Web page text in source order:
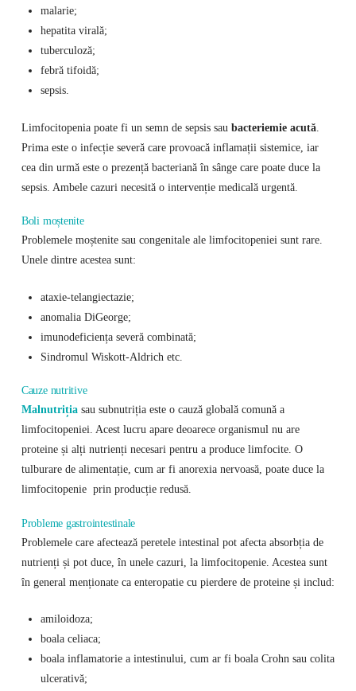
malarie;
hepatita virală;
tuberculoză;
febră tifoidă;
sepsis.
Limfocitopenia poate fi un semn de sepsis sau bacteriemie acută.
Prima este o infecție severă care provoacă inflamații sistemice, iar
cea din urmă este o prezență bacteriană în sânge care poate duce la
sepsis. Ambele cazuri necesită o intervenție medicală urgentă.
Boli moștenite
Problemele moștenite sau congenitale ale limfocitopeniei sunt rare.
Unele dintre acestea sunt:
ataxie-telangiectazie;
anomalia DiGeorge;
imunodeficiența severă combinată;
Sindromul Wiskott-Aldrich etc.
Cauze nutritive
Malnutriția sau subnutriția este o cauză globală comună a
limfocitopeniei. Acest lucru apare deoarece organismul nu are
proteine ​​și alți nutrienți necesari pentru a produce limfocite. O
tulburare de alimentație, cum ar fi anorexia nervoasă, poate duce la
limfocitopenie prin producție redusă.
Probleme gastrointestinale
Problemele care afectează peretele intestinal pot afecta absorbția de
nutrienți și pot duce, în unele cazuri, la limfocitopenie. Acestea sunt
în general menționate ca enteropatie cu pierdere de proteine ​​și includ:
amiloidoza;
boala celiaca;
boala inflamatorie a intestinului, cum ar fi boala Crohn sau colita
ulcerativă;